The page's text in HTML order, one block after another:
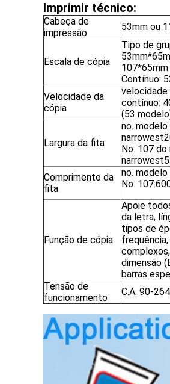
Imprimir técnico:
Cabeça de
impressão
53mm ou
Escala de cópia
Tipo de
Contínuo:
Velocidade da
cópia
velocidade
contínuo:
(53
Largura da fita
no. modelo
No. 107 do
Comprimento da
fita
no.
No.
Função de cópia
Apoie
da letra,
tipos de
dimensão
barras
Tensão de
funcionamento
C.A. 90-